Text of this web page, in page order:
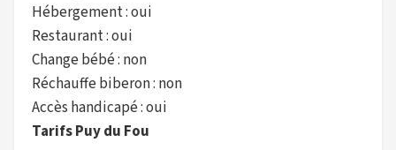
Hébergement : oui
Restaurant : oui
Change bébé : non
Réchauffe biberon : non
Accès handicapé : oui
Tarifs Puy du Fou